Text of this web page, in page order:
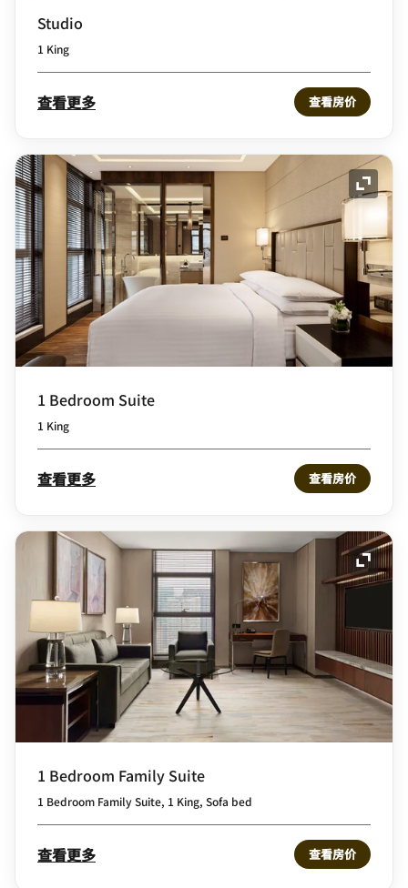
Studio
1 King
查看更多 查看房价
展开
1 Bedroom Suite
1 King
查看更多 查看房价
展开
1 Bedroom Family Suite
1 Bedroom Family Suite, 1 King, Sofa bed
查看更多 查看房价